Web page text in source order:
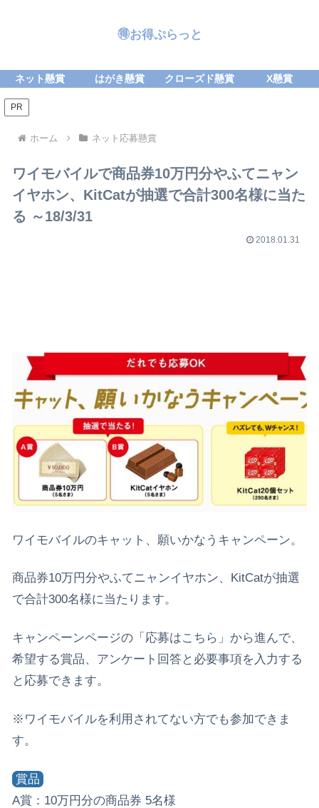
🉐お得ぷらっと
ネット懸賞 はがき懸賞 クローズド懸賞 X懸賞
PR
ホーム ネット応募懸賞
ワイモバイルで商品券10万円分やふてニャン
イヤホン、KitCatが抽選で合計300名様に当た
る ～18/3/31
2018.01.31
ワイモバイルのキャット、願いかなうキャンペーン。
商品券10万円分やふてニャンイヤホン、KitCatが抽選
で合計300名様に当たります。
キャンペーンページの「応募はこちら」から進んで、
希望する賞品、アンケート回答と必要事項を入力する
と応募できます。
※ワイモバイルを利用されてない方でも参加できま
す。
賞品
A賞：10万円分の商品券 5名様